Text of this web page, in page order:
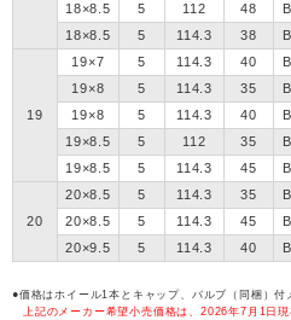
18×8.5
5 112 48
18×8.5
5 114.3 38
19
19×7 5 114.3 40
19×8
5 114.3 35
19×8
5 114.3 40
19×8.5
5 112 35
19×8.5
5 114.3 45
20
20×8.5 5 114.3 35
20×8.5
5 114.3 45
20×9.5
5 114.3 40
価格はホイール1本とキャップ、バルブ（同梱）付
上記のメーカー希望小売価格は、2026年7月1日現